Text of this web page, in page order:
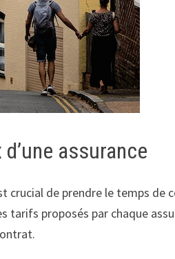
assurance
crucial de prendre le temps de
proposés par chaque